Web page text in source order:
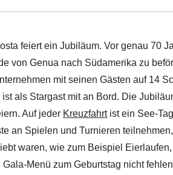
feiert ein Jubiläum. Vor genau 70
von Genua nach Südamerika zu
mit seinen Gästen auf 14
als Stargast mit an Bord. Die
Auf jeder Kreuzfahrtist ein See-
an Spielen und Turnieren
waren, wie zum Beispiel
Menü zum Geburtstag nicht